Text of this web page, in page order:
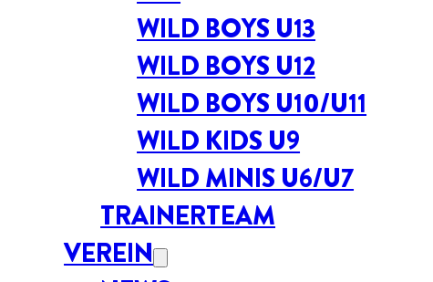
WILD BOYS U13
WILD BOYS U12
WILD BOYS U10/U11
WILD KIDS U9
WILD MINIS U6/U7
TRAINERTEAM
VEREIN